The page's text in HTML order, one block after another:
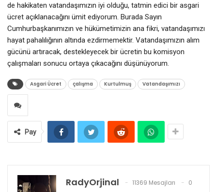
de hakikaten vatandaşımızın iyi olduğu, tatmin edici bir asgari
ücret açıklanacağını ümit ediyorum. Burada Sayın
Cumhurbaşkanımızın ve hükümetimizin ana fikri, vatandaşımızı
hayat pahalılığının altında ezdirmemektir. Vatandaşımızın alım
gücünü artıracak, destekleyecek bir ücretin bu komisyon
çalışmaları sonucu ortaya çıkacağını düşünüyorum.
Asgari Ücret çalışma Kurtulmuş Vatandaşımızı
Pay
RadyOrjinal 11369 Mesajları
0